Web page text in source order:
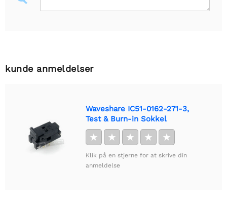
kunde anmeldelser
Waveshare IC51-0162-271-3,
Test & Burn-in Sokkel
★ ★ ★ ★ ★
Klik på en stjerne for at skrive din
anmeldelse